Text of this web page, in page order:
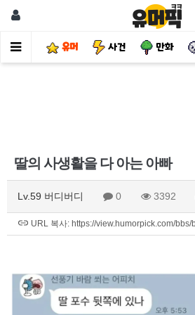
유머 사건 만화
딸의 사생활을 다 아는 아빠
Lv.59 버디버디 0 3392
URL 복사: https://view.humorpick.com/